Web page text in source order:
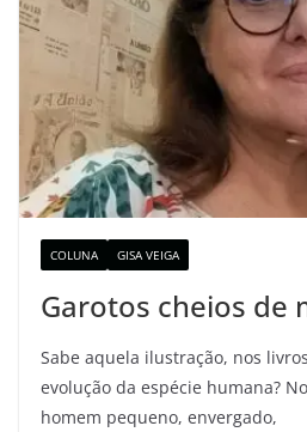
COLUNA GISA VEIGA
Garotos cheios de
Sabe aquela ilustração, nos
evolução da espécie humana?
homem pequeno, envergado,